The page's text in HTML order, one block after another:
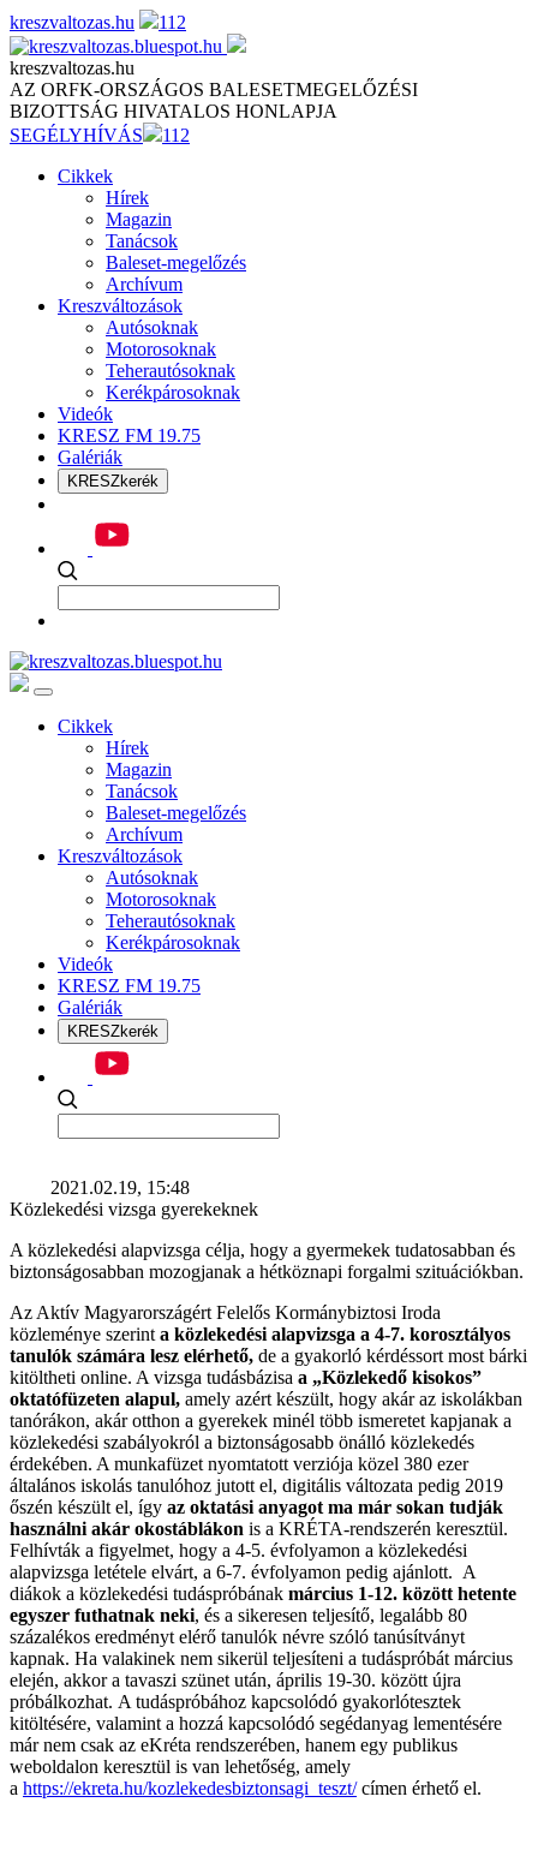
Skip
to
content
kreszvaltozas.hu 112
kreszvaltozas.hu
AZ ORFK-ORSZÁGOS BALESETMEGELŐZÉSI
BIZOTTSÁG HIVATALOS HONLAPJA
SEGÉLYHÍVÁS
112
Cikkek
Hírek
Magazin
Tanácsok
Baleset-megelőzés
Archívum
Kreszváltozások
Autósoknak
Motorosoknak
Teherautósoknak
Kerékpárosoknak
Videók
KRESZ FM 19.75
Galériák
KRESZkerék
Cikkek
Hírek
Magazin
Tanácsok
Baleset-megelőzés
Archívum
Kreszváltozások
Autósoknak
Motorosoknak
Teherautósoknak
Kerékpárosoknak
Videók
KRESZ FM 19.75
Galériák
KRESZkerék
2021.02.19, 15:48
Közlekedési vizsga gyerekeknek
A közlekedési alapvizsga célja, hogy a gyermekek tudatosabban és
biztonságosabban mozogjanak a hétköznapi forgalmi szituációkban.
Az Aktív Magyarországért Felelős Kormánybiztosi Iroda
közleménye szerint a közlekedési alapvizsga a 4-7. korosztályos
tanulók számára lesz elérhető, de a gyakorló kérdéssort most bárki
kitöltheti online. A vizsga tudásbázisa a „Közlekedő kisokos”
oktatófüzeten alapul, amely azért készült, hogy akár az iskolákban
tanórákon, akár otthon a gyerekek minél több ismeretet kapjanak a
közlekedési szabályokról a biztonságosabb önálló közlekedés
érdekében. A munkafüzet nyomtatott verziója közel 380 ezer
általános iskolás tanulóhoz jutott el, digitális változata pedig 2019
őszén készült el, így az oktatási anyagot ma már sokan tudják
használni akár okostáblákon is a KRÉTA-rendszerén keresztül.
Felhívták a figyelmet, hogy a 4-5. évfolyamon a közlekedési
alapvizsga letétele elvárt, a 6-7. évfolyamon pedig ajánlott. A
diákok a közlekedési tudáspróbának március 1-12. között hetente
egyszer futhatnak neki, és a sikeresen teljesítő, legalább 80
százalékos eredményt elérő tanulók névre szóló tanúsítványt
kapnak. Ha valakinek nem sikerül teljesíteni a tudáspróbát március
elején, akkor a tavaszi szünet után, április 19-30. között újra
próbálkozhat. A tudáspróbához kapcsolódó gyakorlótesztek
kitöltésére, valamint a hozzá kapcsolódó segédanyag lementésére
már nem csak az eKréta rendszerében, hanem egy publikus
weboldalon keresztül is van lehetőség, amely
a https://ekreta.hu/kozlekedesbiztonsagi_teszt/címen érhető el.